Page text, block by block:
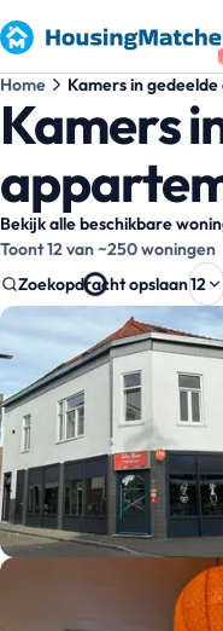
Home Kamers in
Kamers
Bekijk alle beschikbare
Toont 12 van ~250 woningen
Zoekopdracht opslaan12